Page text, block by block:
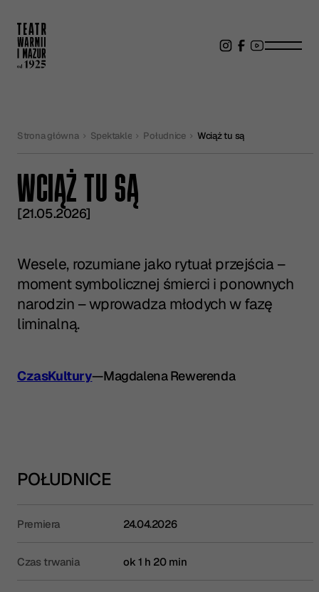
Strona główna Spektakle Południce Wciąż tu są
WCIĄŻ TU SĄ
[21.05.2026]
Wesele, rozumiane jako rytuał przejścia –
moment symbolicznej śmierci i ponownych
narodzin – wprowadza młodych w fazę
liminalną.
CzasKultury—Magdalena Rewerenda
POŁUDNICE
Premiera 24.04.2026
Czas trwania ok 1 h 20 min